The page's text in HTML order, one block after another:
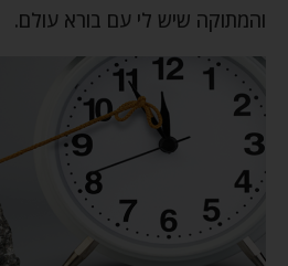
והמתוקה שיש לי עם בורא עולם.